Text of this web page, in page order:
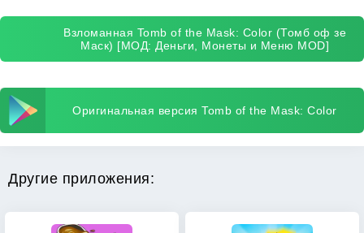
Взломанная Tomb of the Mask: Color (Томб оф зе
Маск) [МОД: Деньги, Монеты и Меню MOD]
Оригинальная версия Tomb of the Mask: Color
Другие приложения: